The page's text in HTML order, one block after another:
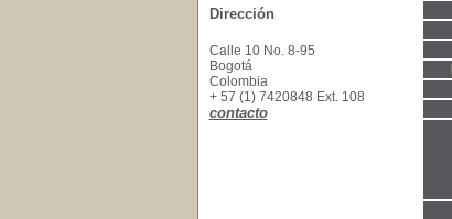
Dirección
Calle 10 No. 8-95
Bogotá
Colombia
+ 57 (1) 7420848 Ext. 108
contacto